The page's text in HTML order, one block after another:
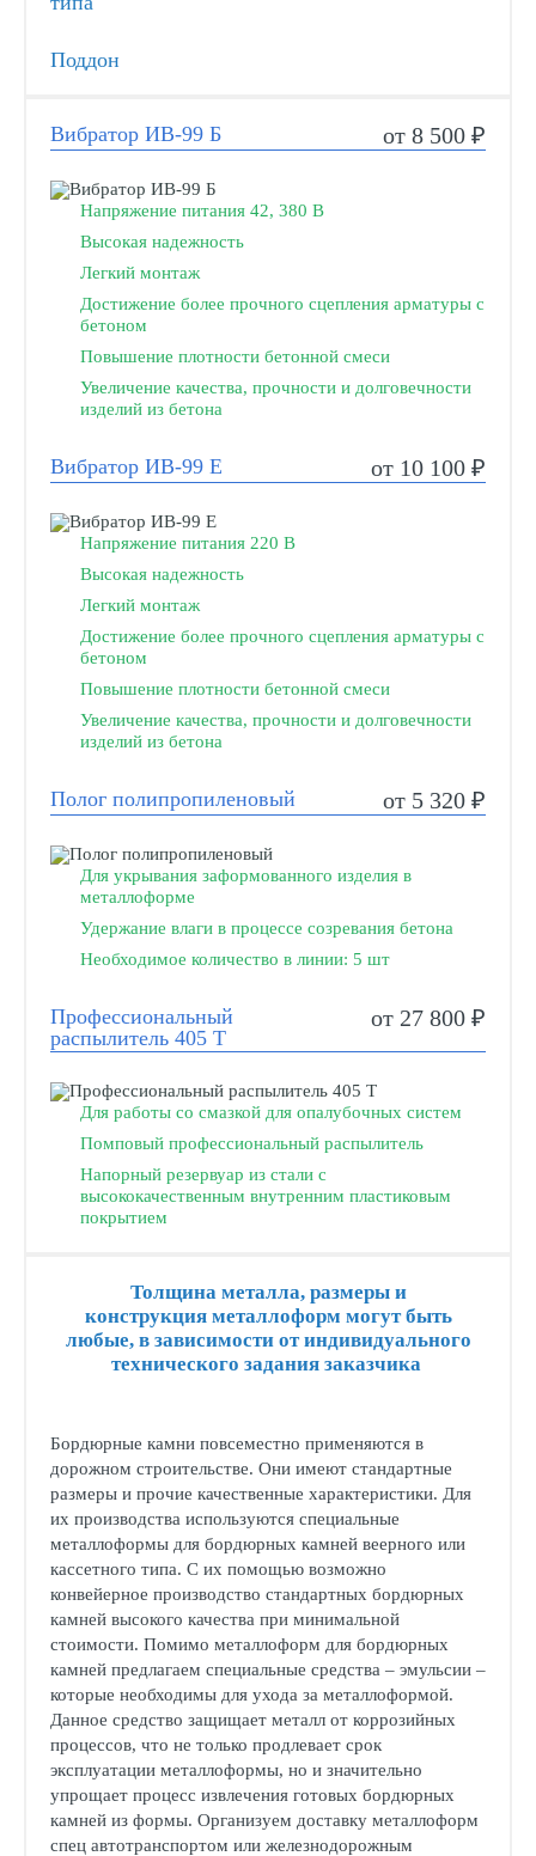
Поддон
Вибратор ИВ-99 Б от 8 500 ₽
Напряжение питания 42, 380 В
Высокая надежность
Легкий монтаж
Достижение более прочного сцепления арматуры с
бетоном
Повышение плотности бетонной смеси
Увеличение качества, прочности и долговечности
изделий из бетона
Вибратор ИВ-99 Е от 10 100 ₽
Напряжение питания 220 В
Высокая надежность
Легкий монтаж
Достижение более прочного сцепления арматуры с
бетоном
Повышение плотности бетонной смеси
Увеличение качества, прочности и долговечности
изделий из бетона
Полог полипропиленовый от 5 320 ₽
Для укрывания заформованного изделия в
металлоформе
Удержание влаги в процессе созревания бетона
Необходимое количество в линии: 5 шт
Профессиональный
распылитель 405 Т
от 27 800 ₽
Для работы со смазкой для опалубочных систем
Помповый профессиональный распылитель
Напорный резервуар из стали с
высококачественным внутренним пластиковым
покрытием
Толщина металла, размеры и
конструкция металлоформ могут быть
любые, в зависимости от индивидуального
технического задания заказчика
Бордюрные камни повсеместно применяются в
дорожном строительстве. Они имеют стандартные
размеры и прочие качественные характеристики. Для
их производства используются специальные
металлоформы для бордюрных камней веерного или
кассетного типа. С их помощью возможно
конвейерное производство стандартных бордюрных
камней высокого качества при минимальной
стоимости. Помимо металлоформ для бордюрных
камней предлагаем специальные средства – эмульсии –
которые необходимы для ухода за металлоформой.
Данное средство защищает металл от коррозийных
процессов, что не только продлевает срок
эксплуатации металлоформы, но и значительно
упрощает процесс извлечения готовых бордюрных
камней из формы. Организуем доставку металлоформ
спец автотранспортом или железнодорожным